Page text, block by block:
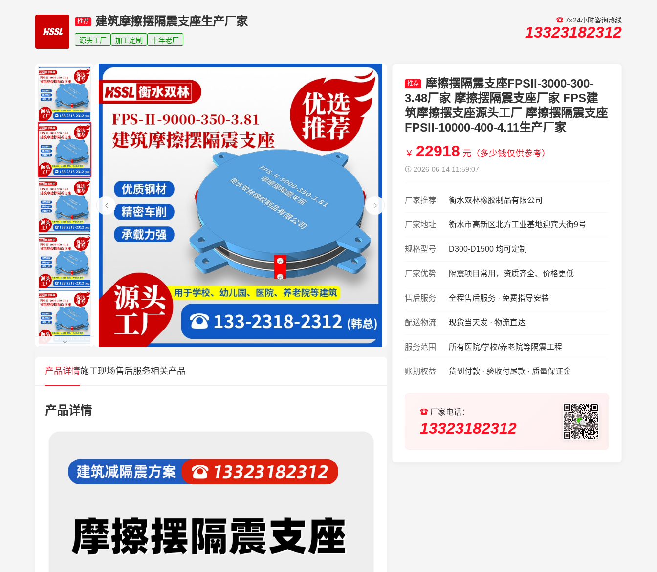
推荐 建筑摩擦摆隔震支座生产厂家
源头工厂 加工定制 十年老厂
7×24小时咨询热线
13323182312
推荐
摩擦摆隔震支座FPSII-3000-300-
3.48厂家 摩擦摆隔震支座厂家 FPS建
筑摩擦摆支座源头工厂 摩擦摆隔震支座
FPSII-10000-400-4.11生产厂家
￥ 22918 元（多少钱仅供参考）
2026-06-14 11:59:07
厂家推荐 衡水双林橡胶制品有限公司
厂家地址 衡水市高新区北方工业基地迎宾大街9号
规格型号 D300-D1500 均可定制
厂家优势 隔震项目常用，资质齐全、价格更低
售后服务 全程售后服务 · 免费指导安装
配送物流 现货当天发 · 物流直达
服务范围 所有医院/学校/养老院等隔震工程
账期权益 货到付款 · 验收付尾款 · 质量保证金
厂家电话：
13323182312
产品详情施工现场售后服务相关产品
产品详情